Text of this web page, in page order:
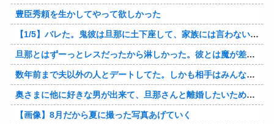
豊臣秀頼を生かしてやって欲しかった
【1/5】バレた。鬼彼は旦那に土下座して、家族には言わないで下さいって…。いつの間にか子供も出来ていたようで私はドン引きでした。→お前の旦那はお前にドン引きだよｗ
旦那とはずーっとレスだったから淋しかった。彼とは魔が差したというか恋に恋してしまって… 結婚してくれ！って言われたけど、それは彼が毎日色々したいだけ。やっと目が覚めた。
数年前まで夫以外の人とデートしてた。しかも相手はみんな夫の仕事関係の人。例えるなら夫はサッカーチームの管理栄養士、デート相手複数人は全員そのサッカーチーム選手みたいな。
奥さまに他に好きな男が出来て、旦那さんと離婚したいため旦那さんのＤＶをでっちあげて、まんまと周りを騙している話を聞いたのは、未来の鬼女たちだったｗ
【画像】8月だから夏に撮った写真あげていく